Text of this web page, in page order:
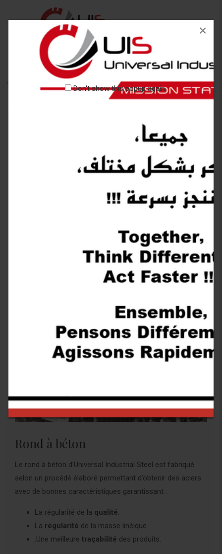
Don't show this popup again
×
Rond à béton
Le rond à béton d’Universal Industrial Steel est fabriqué
selon un procédé élaboré permettant d’obtenir des aciers
avec de bonnes caractéristiques garantissant :
La régularité de la qualité.
La régularité de la masse linéique
.Une meilleure traçabilité des produits.